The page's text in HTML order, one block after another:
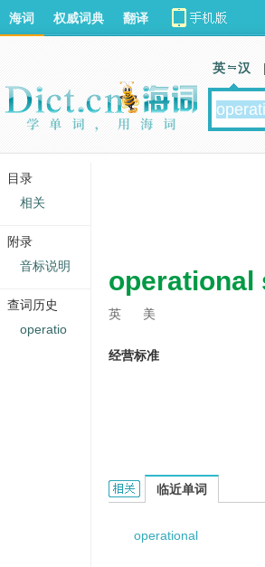
operational
英 美
经营标准
operational临近单词
operational
海词 权威词典 翻译
英 汉 |
目录
相关
附录
音标说明
查词历史
operatio